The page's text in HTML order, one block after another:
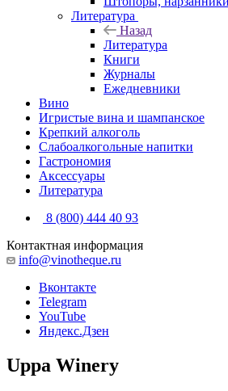
Литература
Назад
Литература
Книги
Журналы
Ежедневники
Вино
Игристые вина и шампанское
Крепкий алкоголь
Слабоалкогольные напитки
Гастрономия
Аксессуары
Литература
8 (800) 444 40 93
Контактная информация
info@vinotheque.ru
Вконтакте
Telegram
YouTube
Яндекс.Дзен
Uppa Winery